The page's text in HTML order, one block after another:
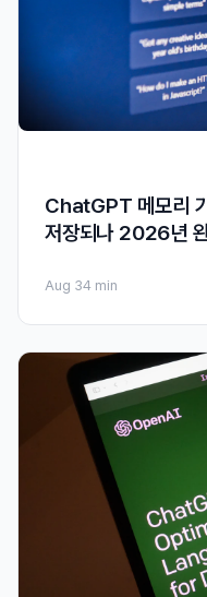
ChatGPT 메모리
저장되나 2026년
Aug 34 min